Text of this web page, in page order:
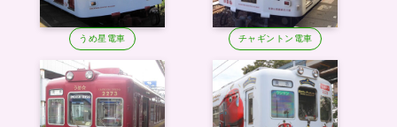
うめ星電車 チャギントン電車